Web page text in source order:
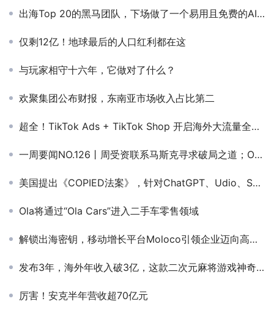
出海Top 20的黑马团队，下场做了一个易用且免费的AIGC工具
仅剩12亿！地球最后的人口红利都在这
与玩家相守十六年，它做对了什么？
欢聚集团公布财报，东南亚市场收入占比第二
超全！TikTok Ads + TikTok Shop 开启海外大流量全攻略（内附店匠后台实操讲解）
一周要闻NO.126丨周受资联系马斯克寻求破局之道；OpenAI获软银15亿美元新投资；东南亚多国加强跨境电商监管
美国提出《COPIED法案》，针对ChatGPT、Udio、Suno等产品
Ola将通过“Ola Cars”进入二手车零售领域
解锁出海密钥，移动增长平台Moloco引领企业迈向高效增长之路
发布3年，海外年收入破3亿，这款二次元麻将游戏神奇还在继续！
厉害！安克半年营收超70亿元